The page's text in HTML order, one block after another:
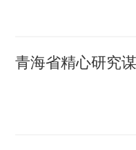
青海省精心研究